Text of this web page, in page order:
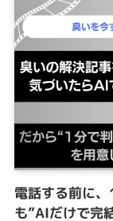
電話する前に
も”AIだけで完